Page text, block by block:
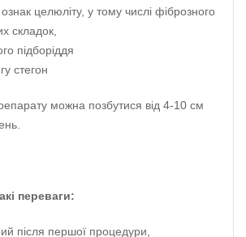
целюліту, у тому числі фіброзного
складок,
підборіддя
стегон
можна позбутися від 4-10 см
переваги:
після першої процедури,